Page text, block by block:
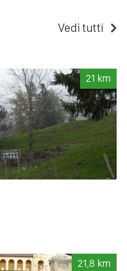
Vedi tutti
21 km
21,8 km